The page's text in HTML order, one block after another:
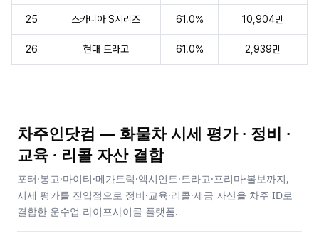
25 스카니아 S시리즈 61.0% 10,904만
26 현대 트라고 61.0% 2,939만
차주인닷컴 — 화물차 시세 평가 · 정비 ·
교육 · 리콜 자산 결합
포터·봉고·마이티·메가트럭·엑시언트·트라고·프리마·볼보까지,
시세 평가를 진입점으로 정비·교육·리콜·세금 자산을 차주 ID로
결합한 운수업 라이프사이클 플랫폼.